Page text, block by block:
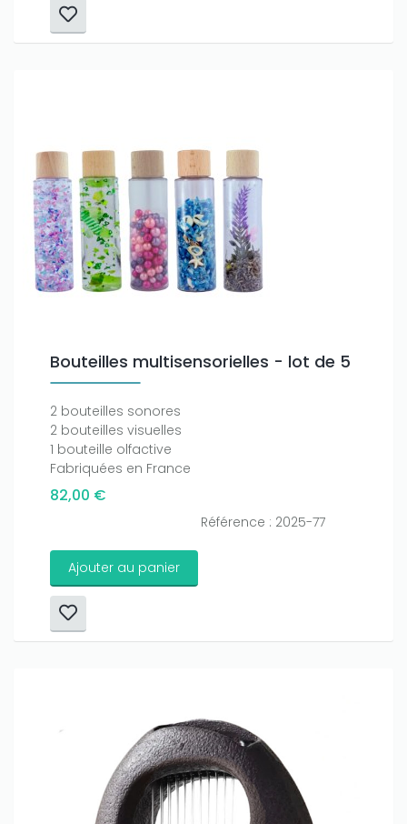
Bouteilles multisensorielles - lot de 5
2 bouteilles sonores
2 bouteilles visuelles
1 bouteille olfactive
Fabriquées en France
82,00 €
Référence : 2025-77
Ajouter au panier